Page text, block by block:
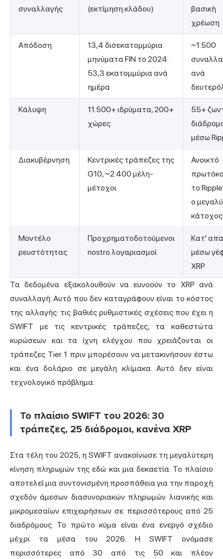
συναλλαγής (εκτίμηση κλάδου)
βασική
χρέωση
Απόδοση
13,4 δισεκατομμύρια
μηνύματα FIN το 2024·
53,3 εκατομμύρια ανά
ημέρα
~1.500
ανά
Κάλυψη
11.500+ ιδρύματα, 200+
χώρες
55+
μέσω
Διακυβέρνηση
Κεντρικές τράπεζες της
G10, ~2.400 μέλη-
μέτοχοι
Ανοικτό
το Ripple
ο
κάτοχος
Μοντέλο
ρευστότητας
Προχρηματοδοτούμενοι
nostro λογαριασμοί
Κατ'
μέσω
XRP
Τα δεδομένα εξακολουθούν να ευνοούν το XRP ανά
συναλλαγή. Αυτό που δεν καταγράφουν είναι το κόστος
της αλλαγής: τις βαθιές ρυθμιστικές σχέσεις που έχει η
SWIFT με τις κεντρικές τράπεζες, τα καθεστώτα
κυρώσεων και τα ίχνη ελέγχου που χρειάζονται οι
τράπεζες Tier 1 πριν μπορέσουν να μετακινήσουν έστω
και ένα δολάριο σε μεγάλη κλίμακα. Αυτό δεν είναι
τεχνολογικό πρόβλημα.
Το πλαίσιο SWIFT του 2026: 30
τράπεζες, 25 διάδρομοι, κανένα XRP
Στα τέλη του 2025, η SWIFT ανακοίνωσε τη μεγαλύτερη
κίνηση πληρωμών της εδώ και μια δεκαετία. Το πλαίσιο
αποτελεί μια συντονισμένη προσπάθεια για την παροχή
σχεδόν άμεσων διασυνοριακών πληρωμών λιανικής και
μικρομεσαίων επιχειρήσεων σε περισσότερους από 25
διαδρόμους. Το πρώτο κύμα είναι ένα ενεργό σχέδιο
μέχρι τα μέσα του 2026. Η SWIFT ονόμασε
περισσότερες από 30 από τις 50 και πλέον